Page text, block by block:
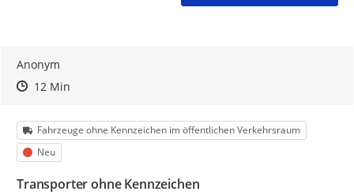
Anonym
Zeitpunkt des Erstellens
Zeitpunkt des Erstellens
12 MinZur Äußerung
Kategorie
Fahrzeuge ohne Kennzeichen im öffentlichen Verkehrsraum
Status
Neu
Transporter ohne Kennzeichen